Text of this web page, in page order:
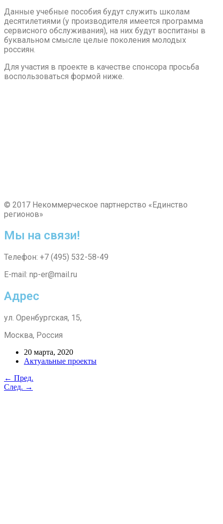
Данные учебные пособия будут служить школам
десятилетиями (у производителя имеется программа
сервисного обслуживания), на них будут воспитаны в
буквальном смысле целые поколения молодых
россиян.
Для участия в проекте в качестве спонсора просьба
воспользоваться формой ниже.
© 2017 Некоммерческое партнерство «Единство
регионов»
Мы на связи!
Телефон: +7 (495) 532-58-49
E-mail: np-er@mail.ru
Адрес
ул. Оренбургская, 15,
Москва, Россия
20 марта, 2020
Актуальные проекты
← Пред.
След. →